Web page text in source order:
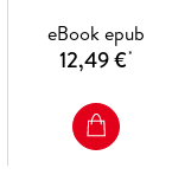
eBook epub
12,49 €*